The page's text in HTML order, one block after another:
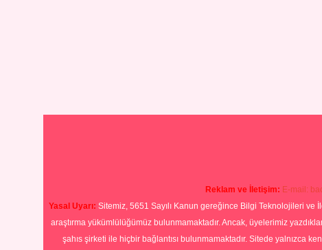
Reklam ve İletişim: E-mail:
Yasal Uyarı: Sitemiz, 5651 Sayılı Kanun gereğince Bilgi Teknolojileri ve
araştırma yükümlülüğümüz bulunmamaktadır. Ancak, üyelerimiz
şahıs şirketi ile hiçbir bağlantısı bulunmamaktadır. Sitede yalnızca